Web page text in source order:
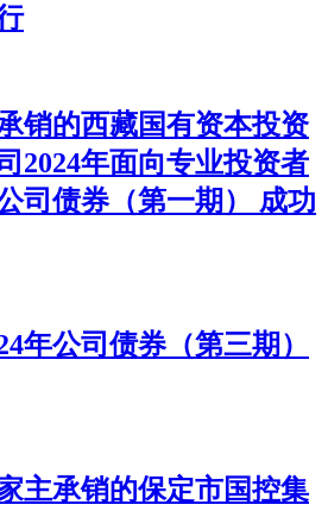
销的西藏国有资本投资
2024年面向专业投资者
司债券（第一期） 成功
年公司债券（第三期）
主承销的保定市国控集